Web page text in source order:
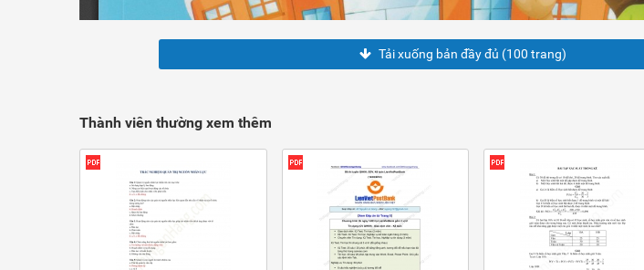
Tải xuống bản đầy đủ (100 trang)
Thành viên thường xem thêm